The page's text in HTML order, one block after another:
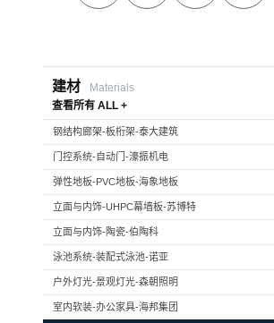
建材
Materials
查看所有 ALL +
钢结构廊架-板桁架-泰大建筑
门控系统-自动门-濠振机电
弹性地板-PVC地板-海象地板
立面与内饰-UHPC幕墙板-苏博特
立面与内饰-陶瓷-伯陶科
泳池系统-装配式泳池-诺亚
户外灯光-景观灯光-森朝照明
室内软装-办公家具-海邦集团